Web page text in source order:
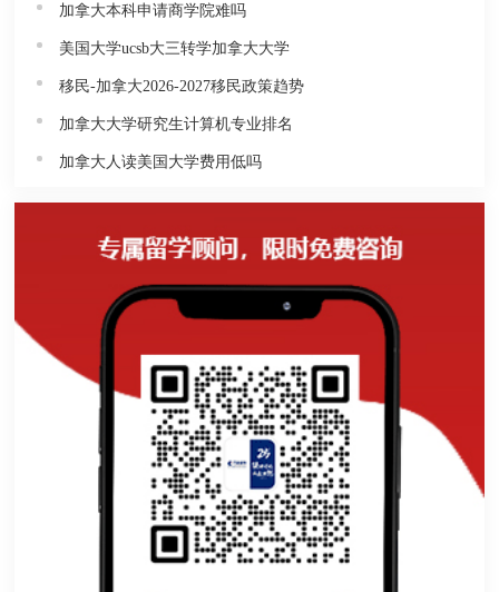
加拿大本科申请商学院难吗
美国大学ucsb大三转学加拿大大学
移民-加拿大2026-2027移民政策趋势
加拿大大学研究生计算机专业排名
加拿大人读美国大学费用低吗